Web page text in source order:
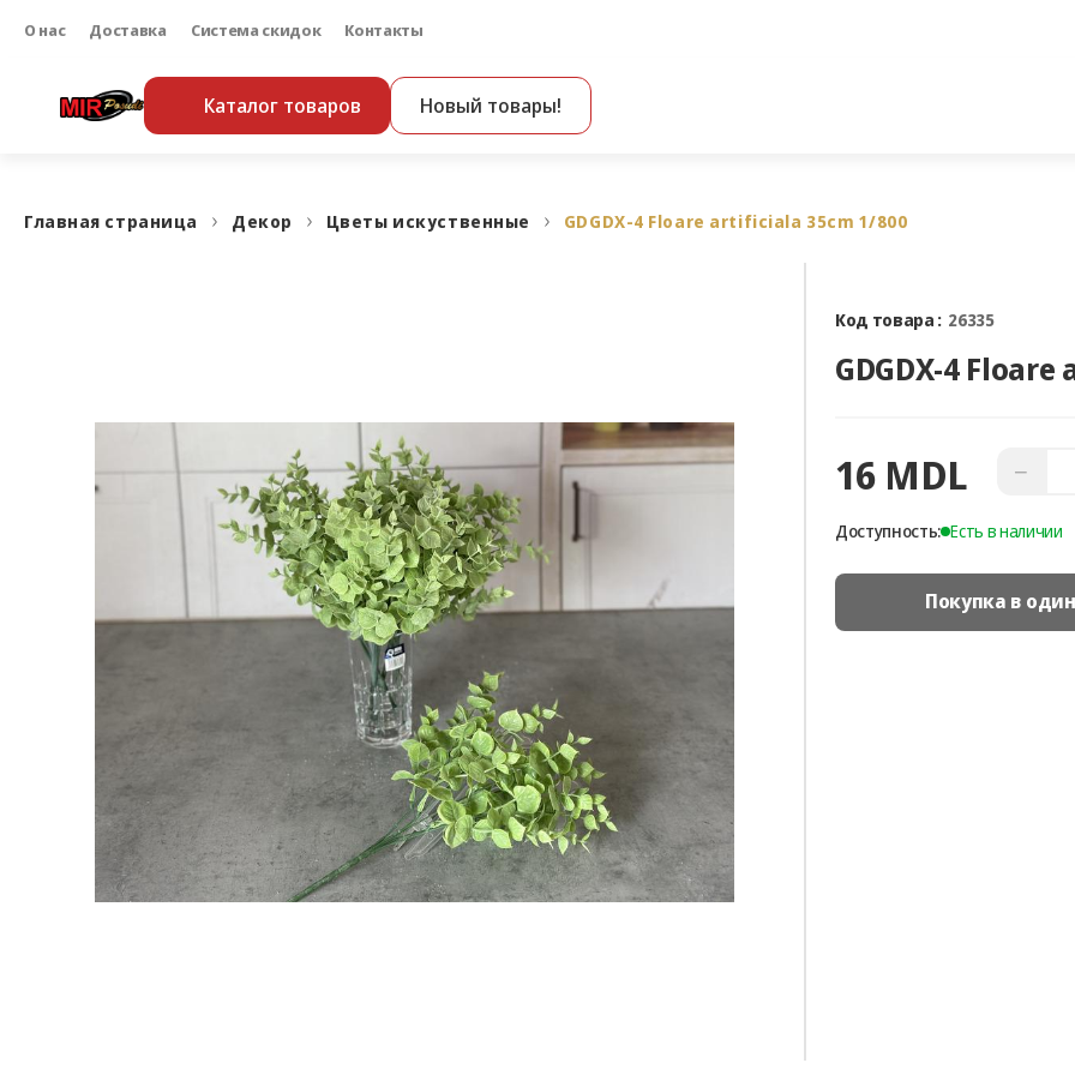
О нас Доставка Система скидок Контакты
Каталог товаров Новый товары!
Главная страница Декор Цветы искуственные GDGDX-4 Floare artificiala 35cm 1/800
Код товара : 26335
GDGDX-4
16 MDL −
Доступность: Есть в наличии
Покупка в